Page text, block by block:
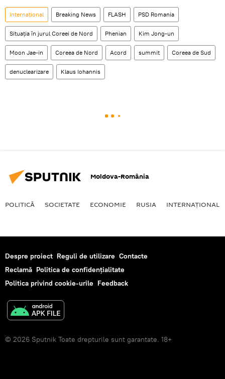
Internaţional Breaking News FLASH PSD Romania
Situația în jurul Coreei de Nord Phenian Kim Jong-un
Moon Jae-in Coreea de Nord Acord summit Coreea de Sud
denuclearizare Klaus Iohannis
Moldova-România
POLITICĂ SOCIETATE ECONOMIE RUSIA INTERNAŢIONAL
Despre proiect Reguli de utilizare Contacte
Reclamă Politica de confidențialitate
Politica privind cookie-urile Feedback
© 2026 Sputnik Toate drepturile sunt garantate. 18+